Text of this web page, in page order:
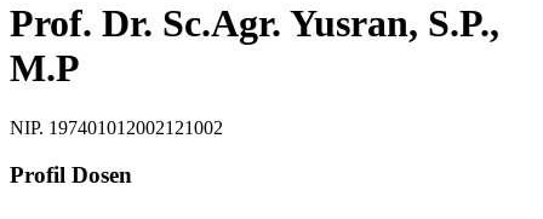
Prof. Dr. Sc.Agr. Yusran, S.P.,
M.P
NIP. 197401012002121002
Profil Dosen